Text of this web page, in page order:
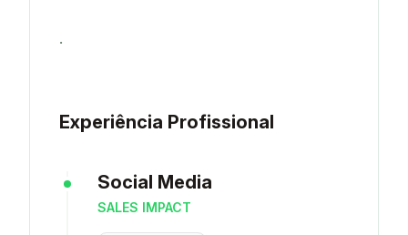
Experiência Profissional
Social Media
SALES IMPACT